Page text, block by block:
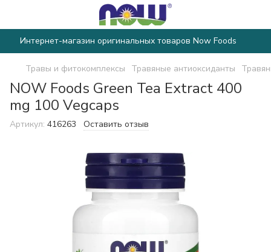
Интернет-магазин оригинальных товаров Now Foods
Травы и фитокомплексы Травяные антиоксиданты
NOW Foods Green Tea Extract 400
mg 100 Vegcaps
Артикул: 416263 Оставить отзыв